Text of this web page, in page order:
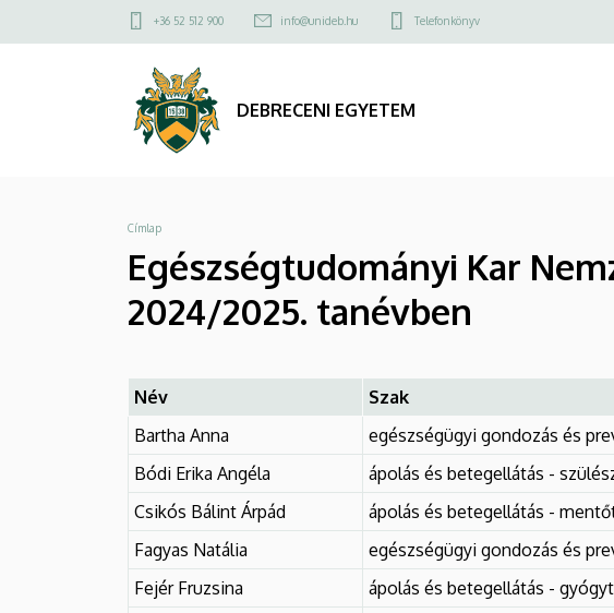
Egészségtudományi
Nemzeti
felsőoktatási
hallgatói
2024/2025.
tanévben
DEBRECENI
EGYETEM
a
Felső
menü
+36 52 512 900 info@unideb.hu Telefonkönyv
DEBRECENI EGYETEM
Morzsa
Címlap
Egészségtudományi Kar
2024/2025. tanévben
Név Szak
Bartha Anna
egészségügyi gondozás és
Bódi Erika Angéla
ápolás és betegellátás -
Csikós Bálint Árpád
ápolás és betegellátás -
Fagyas Natália
egészségügyi gondozás és
Fejér Fruzsina
ápolás és betegellátás -